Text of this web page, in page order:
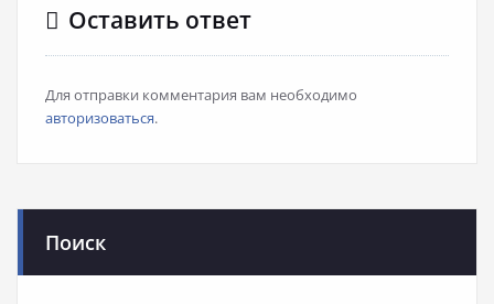
Оставить ответ
Для отправки комментария вам необходимо
авторизоваться.
Поиск